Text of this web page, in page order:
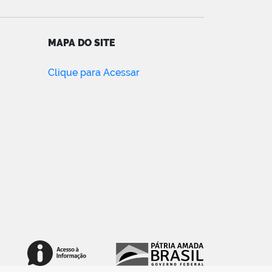
MAPA DO SITE
Clique para Acessar